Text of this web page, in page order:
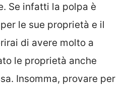
Se infatti la polpa è
le sue proprietà e il
di avere molto a
le proprietà anche
Insomma, provare per